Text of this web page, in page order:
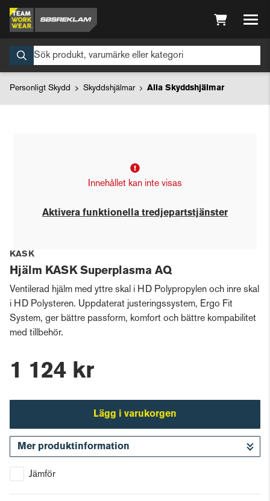
Personligt Skydd Skyddshjälmar Alla Skyddshjälmar
Innehållet kan inte visas
Aktivera funktionella tredjepartstjänster
KASK
Hjälm KASK Superplasma AQ
Ventilerad hjälm med yttre skal i HD Polypropylen och inre skal
i HD Polysteren. Uppdaterat justeringssystem, Ergo Fit
System, ger bättre passform, komfort och bättre kompabilitet
med tillbehör.
1 124 kr
Lägg i varukorgen
Mer produktinformation
Jämför